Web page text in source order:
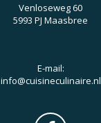
Venloseweg 60
5993 PJ Maasbree
E-mail:
info@cuisineculinaire.nl